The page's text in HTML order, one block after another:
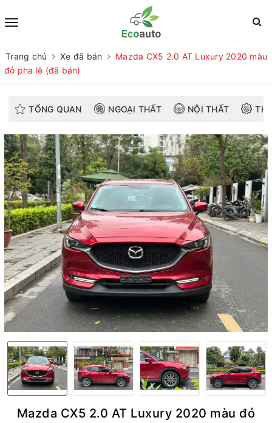
Trang chủ Xe đã bán
Mazda CX5 2.0 AT Luxury 2020 màu
đỏ pha lê (đã bán)
TỔNG QUAN NGOẠI THẤT NỘI THẤT
Mazda CX5 2.0 AT Luxury 2020 màu đỏ